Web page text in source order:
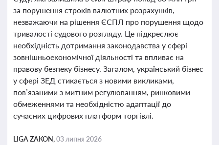
за порушення строків валютних розрахунків,
незважаючи на рішення ЄСПЛ про порушення щодо
тривалості судового розгляду. Це підкреслює
необхідність дотримання законодавства у сфері
зовнішньоекономічної діяльності та впливає на
правову безпеку бізнесу. Загалом, український бізнес
у сфері ЗЕД стикається з новими викликами,
пов’язаними з митним регулюванням, ринковими
обмеженнями та необхідністю адаптації до
сучасних цифрових платформ торгівлі.
LIGA ZAKON,03 липня 2026